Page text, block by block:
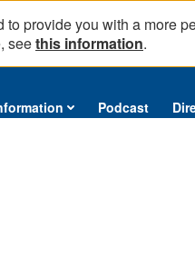
provide you with a more
seethis information.
Podcast